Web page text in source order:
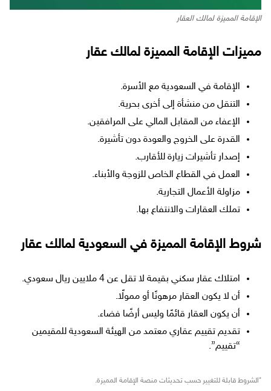
الإقامة المميزة لمالك العقار
مميزات الإقامة المميزة لمالك عقار
الإقامة في السعودية مع الأسرة.
التنقل من منشأة إلى أخرى بحرية.
الإعفاء من المقابل المالي على المرافقين.
القدرة على الخروج والعودة دون تأشيرة.
إصدار تأشيرات زيارة للأقارب.
العمل في القطاع الخاص للزوجة والأبناء.
مزاولة الأعمال التجارية.
تملك العقارات والانتفاع بها.
شروط الإقامة المميزة في السعودية لمالك عقار
امتلاك عقار سكني بقيمة لا تقل عن 4 ملايين ريال سعودي.
أن لا يكون العقار مرهونًا أو ممولًا.
أن يكون العقار قائمًا وليس أرضًا فضاء.
تقديم تقييم عقاري معتمد من الهيئة السعودية للمقيمين
“تقييم”.
*الشروط قابلة للتغيير حسب تحديثات منصة الإقامة المميزة.